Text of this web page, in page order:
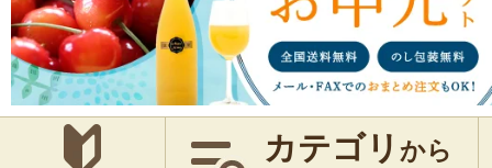
カテゴリ から